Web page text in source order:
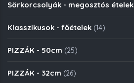
Sörkorcsolyák - megosztós ételek
Klasszikusok - főételek (14)
PIZZÁK - 50cm (25)
PIZZÁK - 32cm (26)